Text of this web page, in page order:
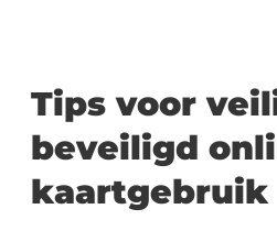
Tips voor
beveiligd
kaartgebruik